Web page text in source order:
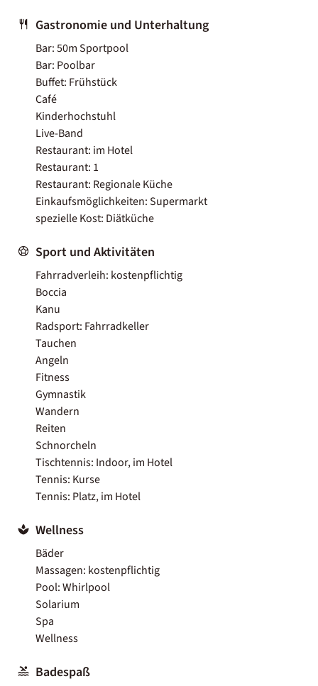
Gastronomie und Unterhaltung
Bar: 50m Sportpool
Bar: Poolbar
Buffet: Frühstück
Café
Kinderhochstuhl
Live-Band
Restaurant: im Hotel
Restaurant: 1
Restaurant: Regionale Küche
Einkaufsmöglichkeiten: Supermarkt
spezielle Kost: Diätküche
Sport und Aktivitäten
Fahrradverleih: kostenpflichtig
Boccia
Kanu
Radsport: Fahrradkeller
Tauchen
Angeln
Fitness
Gymnastik
Wandern
Reiten
Schnorcheln
Tischtennis: Indoor, im Hotel
Tennis: Kurse
Tennis: Platz, im Hotel
Wellness
Bäder
Massagen: kostenpflichtig
Pool: Whirlpool
Solarium
Spa
Wellness
Badespaß